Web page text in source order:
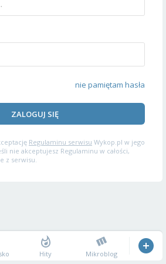
nie pamiętam hasła
ZALOGUJ SIĘ
Regulaminu serwisu Wykop.pl w jego
nie akceptujesz Regulaminu w całości,
z serwisu.
Hity Mikroblog